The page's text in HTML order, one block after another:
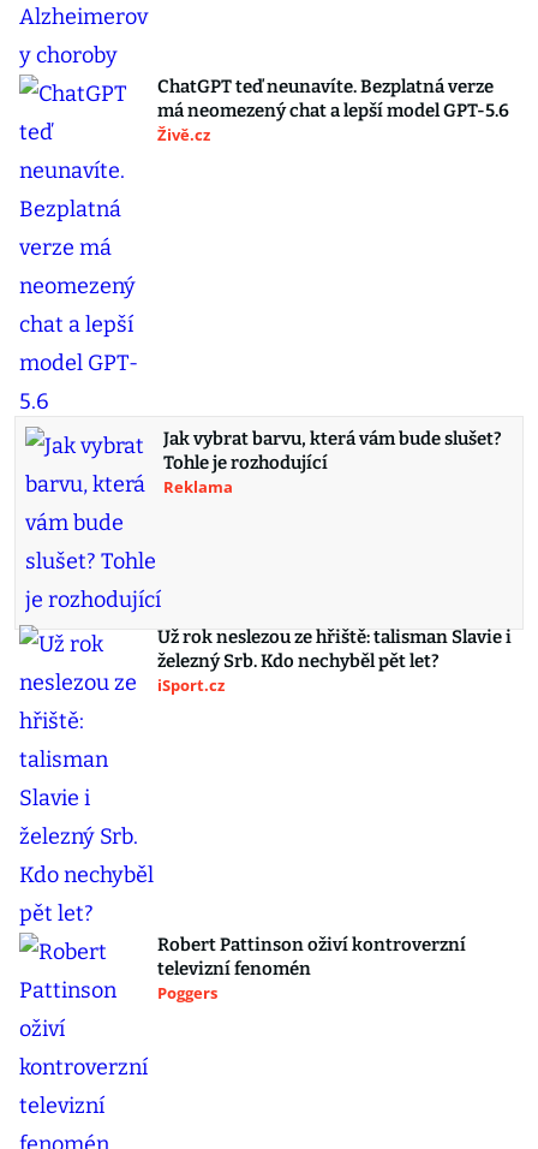
ChatGPT teď neunavíte. Bezplatná verze
má neomezený chat a lepší model GPT-5.6
Živě.cz
Jak vybrat barvu, která vám bude slušet?
Tohle je rozhodující
Reklama
Už rok neslezou ze hřiště: talisman Slavie i
železný Srb. Kdo nechyběl pět let?
iSport.cz
Robert Pattinson oživí kontroverzní
televizní fenomén
Poggers